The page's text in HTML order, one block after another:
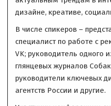
дизайне, креативе,
В числе спикеров –
специалист по работе с
VK; руководитель одного
глянцевых журналов
руководители ключевых
агентств России и другие.